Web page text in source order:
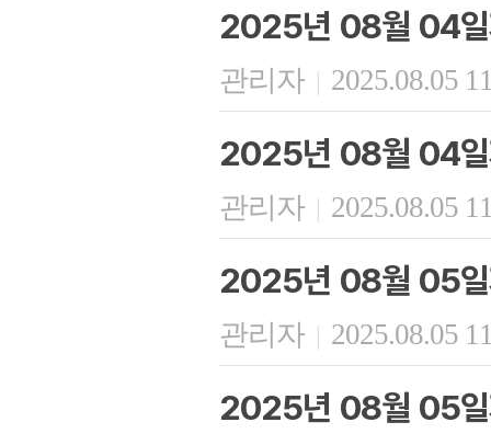
2025년 08월 04일
관리자 | 2025.08.05
2025년 08월 04일
관리자 | 2025.08.05
2025년 08월 05일
관리자 | 2025.08.05
2025년 08월 05일